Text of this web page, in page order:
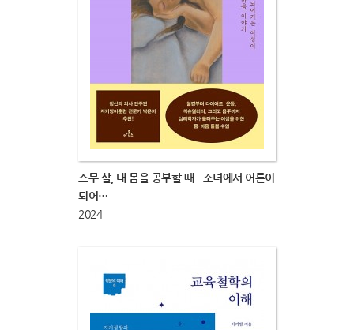
스무 살, 내 몸을 공부할 때 - 소녀에서 어른이
되어…
2024